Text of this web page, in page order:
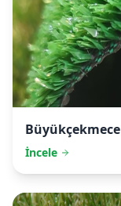
Büyükçekmece
İncele